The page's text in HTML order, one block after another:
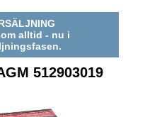
alltid - nu i
512903019